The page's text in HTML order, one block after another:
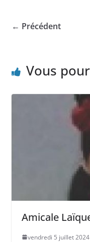
← Précédent
Vous
Amicale
vendredi 5 juillet 2024